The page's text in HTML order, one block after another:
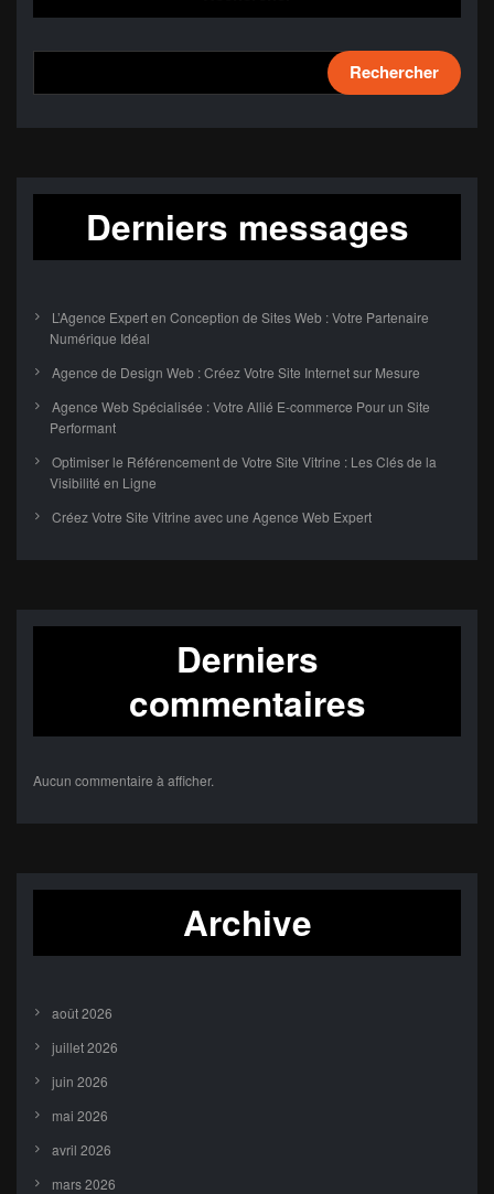
Rechercher
Derniers messages
L’Agence Expert en Conception de Sites Web : Votre Partenaire
Numérique Idéal
Agence de Design Web : Créez Votre Site Internet sur Mesure
Agence Web Spécialisée : Votre Allié E-commerce Pour un Site
Performant
Optimiser le Référencement de Votre Site Vitrine : Les Clés de la
Visibilité en Ligne
Créez Votre Site Vitrine avec une Agence Web Expert
Derniers
commentaires
Aucun commentaire à afficher.
Archive
août 2026
juillet 2026
juin 2026
mai 2026
avril 2026
mars 2026